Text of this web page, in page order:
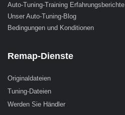
Auto-Tuning-Training Erfahrungsberichte
Unser Auto-Tuning-Blog
Bedingungen und Konditionen
Remap-Dienste
Originaldateien
Tuning-Dateien
Werden Sie Händler